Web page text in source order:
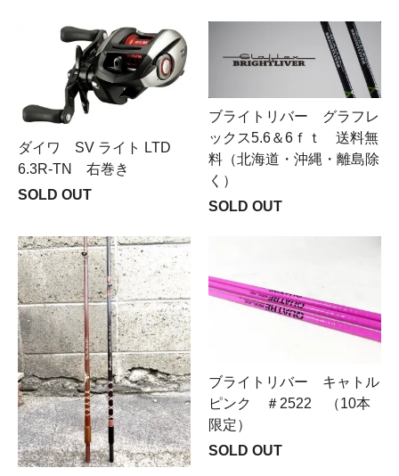
ダイワ SV ライト LTD
6.3R-TN 右巻き
SOLD OUT
ブライトリバー グラフレ
ックス5.6＆6ｆｔ 送料無
料（北海道・沖縄・離島除
く）
SOLD OUT
ブライトリバー キャトル
ピンク ＃2522 （10本
限定）
SOLD OUT